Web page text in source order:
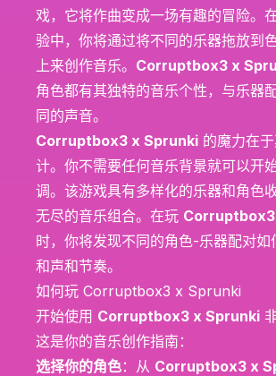
戏，它将作曲变成一场有趣的冒险。
验中，你将通过将不同的乐器拖放到
上来创作音乐。 Corruptbox3 x
角色都有其独特的音乐个性，与乐器
同的声音。
Corruptbox3 x Sprunki 的魔力在
计。你不需要任何音乐背景就可以开
调。该游戏具有多样化的乐器和角色
无尽的音乐组合。在玩
时，你将发现不同的角色-乐器配对如
和声和节奏。
如何玩 Corruptbox3 x Sprunki
开始使用 Corruptbox3 x Sprunki
这是你的音乐创作指南：
选择你的角色：从 Corruptbox3 x